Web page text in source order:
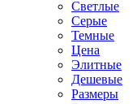
Светлые
Серые
Темные
Цена
Элитные
Дешевые
Размеры